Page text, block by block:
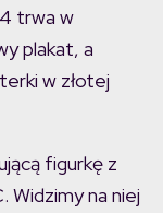
trwa w
plakat, a
w złotej
figurkę z
Widzimy na niej